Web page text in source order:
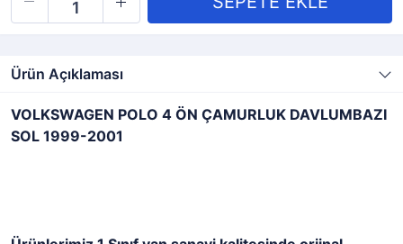
Ürün Açıklaması
VOLKSWAGEN POLO 4 ÖN ÇAMURLUK DAVLUMBAZI
SOL 1999-2001